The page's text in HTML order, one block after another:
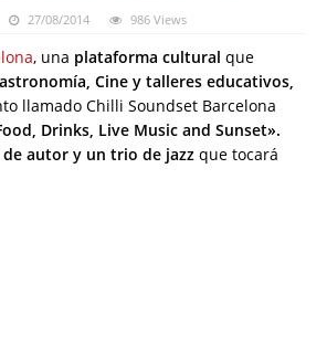
27/08/2014 986 Views
, una plataforma cultural que
Cine y talleres educativos,
llamado Chilli Soundset Barcelona
Drinks, Live Music and Sunset».
de autor y un trio de jazz que tocará